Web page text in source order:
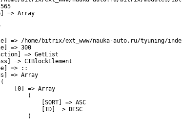
=> Array
=> /home/bitrix/ext_www/nauka-auto.ru/tyuning/
=> 300
=> GetList
=> CIBlockElement
=> ::
=> Array
[0] => Array
(
[SORT] => ASC
[ID] => DESC
)